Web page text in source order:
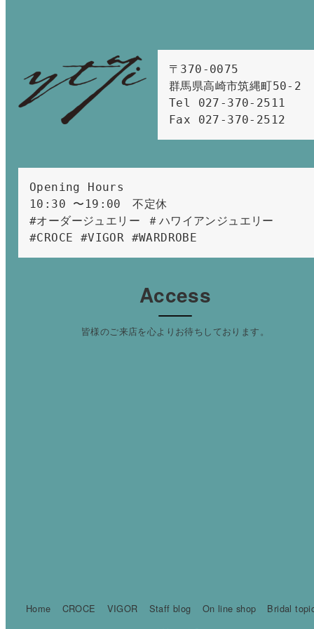
〒370-0075
群馬県高崎市筑縄町50-2
Tel 027-370-2511
Fax 027-370-2512
Opening Hours
10:30 〜19:00　不定休
#オーダージュエリー ＃ハワイアンジュエリー
#CROCE #VIGOR #WARDROBE
Access
皆様のご来店を心よりお待ちしております。
Home CROCE VIGOR Staff blog On line shop
Bridal